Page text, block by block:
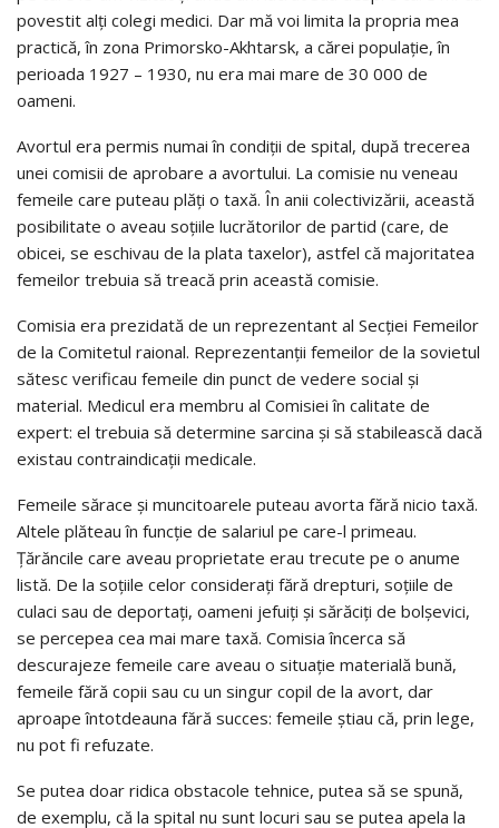
povestit alți colegi medici. Dar mă voi limita la propria mea
practică, în zona Primorsko-Akhtarsk, a cărei populație, în
perioada 1927 – 1930, nu era mai mare de 30 000 de
oameni.
Avortul era permis numai în condiții de spital, după trecerea
unei comisii de aprobare a avortului. La comisie nu veneau
femeile care puteau plăți o taxă. În anii colectivizării, această
posibilitate o aveau soțiile lucrătorilor de partid (care, de
obicei, se eschivau de la plata taxelor), astfel că majoritatea
femeilor trebuia să treacă prin această comisie.
Comisia era prezidată de un reprezentant al Secției Femeilor
de la Comitetul raional. Reprezentanții femeilor de la sovietul
sătesc verificau femeile din punct de vedere social și
material. Medicul era membru al Comisiei în calitate de
expert: el trebuia să determine sarcina și să stabilească dacă
existau contraindicații medicale.
Femeile sărace și muncitoarele puteau avorta fără nicio taxă.
Altele plăteau în funcție de salariul pe care-l primeau.
Țărăncile care aveau proprietate erau trecute pe o anume
listă. De la soțiile celor considerați fără drepturi, soțiile de
culaci sau de deportați, oameni jefuiți și sărăciți de bolșevici,
se percepea cea mai mare taxă. Comisia încerca să
descurajeze femeile care aveau o situație materială bună,
femeile fără copii sau cu un singur copil de la avort, dar
aproape întotdeauna fără succes: femeile știau că, prin lege,
nu pot fi refuzate.
Se putea doar ridica obstacole tehnice, putea să se spună,
de exemplu, că la spital nu sunt locuri sau se putea apela la